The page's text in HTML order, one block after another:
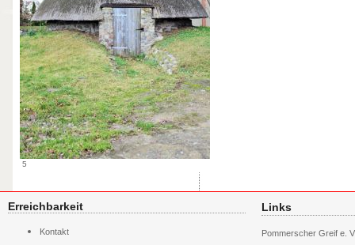
5
Erreichbarkeit
NavigationKontakt
Links
Pommerscher Greif e.